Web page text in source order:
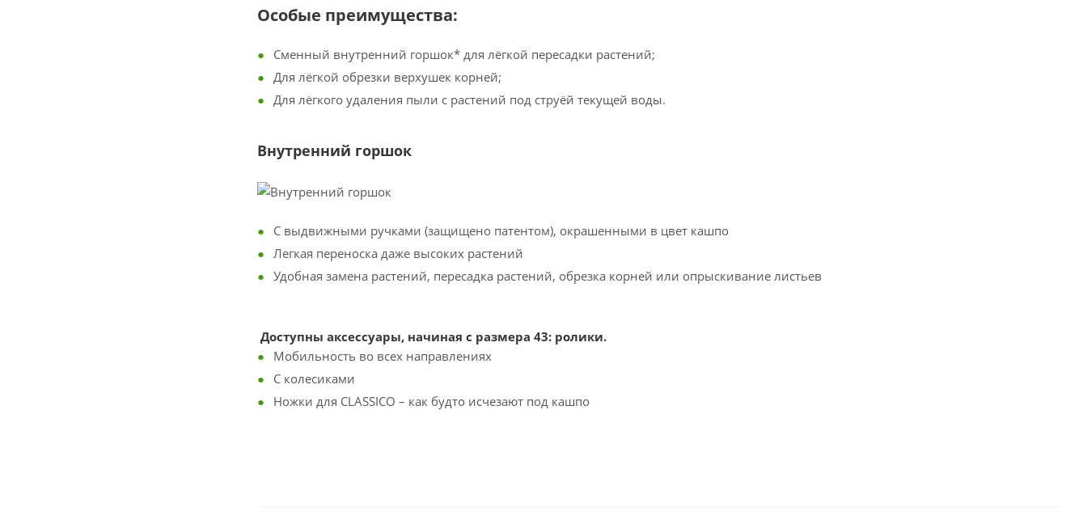
Особые преимущества:
Сменный внутренний горшок* для лёгкой пересадки растений;
Для лёгкой обрезки верхушек корней;
Для лёгкого удаления пыли с растений под струёй текущей воды.
Bнутренний горшок
С выдвижными ручками (защищено патентом), окрашенными в цвет кашпо
Легкая переноска даже высоких растений
Удобная замена растений, пересадка растений, обрезка корней или опрыскивание листьев
Доступны аксессуары, начиная с размера 43: ролики.
Мобильность во всех направлениях
С колесиками
Ножки для CLASSICO – как будто исчезают под кашпо